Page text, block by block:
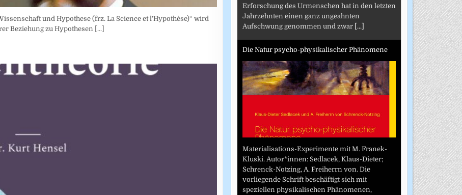
und Hypothese (frz. La Science et l’Hypothèse)“ wird
Beziehung zu Hypothesen [...]
Erforschung des Urmenschen hat in den letzten
Jahrzehnten einen ganz ungeahnten
Aufschwung genommen und zwar [...]
Die Natur psycho-physikalischer Phänomene
Materialisations-Experimente mit M. Franek-
Kluski. Autor*innen: Sedlacek, Klaus-Dieter;
Schrenck-Notzing, A. Freiherrn von. Die
vorliegende Schrift beschäftigt sich mit
speziellen physikalischen Phänomenen,